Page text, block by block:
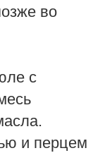
во
с
и перцем